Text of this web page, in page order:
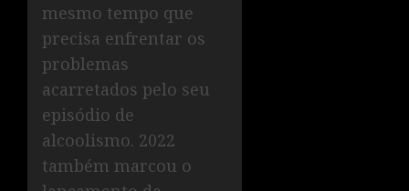
mesmo tempo que
precisa enfrentar os
problemas
acarretados pelo seu
episódio de
alcoolismo. 2022
também marcou o